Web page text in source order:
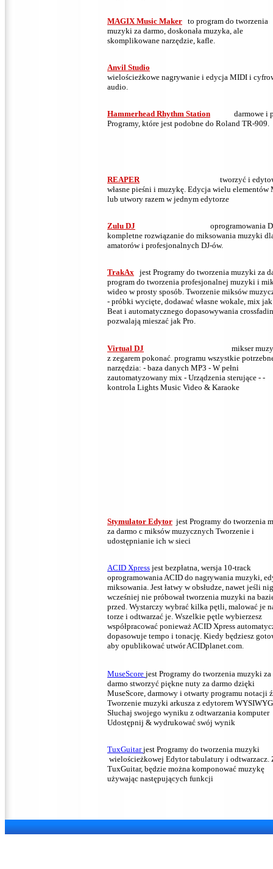
MAGIX Music Maker to program do tworzenia
muzyki za darmo, doskonała muzyka, ale
skomplikowane narzędzie, kafle.
Anvil Studio
wielościeżkowe nagrywanie i edycja MIDI i
audio.
Hammerhead Rhythm Station
darmowe i
Programy, które jest podobne do Roland TR-909.
REAPER
tworzyć i
własne pieśni i muzykę. Edycja wielu elementów
lub utwory razem w jednym edytorze
Zulu DJ
oprogramowania
kompletne rozwiązanie do miksowania muzyki
amatorów i profesjonalnych DJ-ów.
TrakAx jest Programy do tworzenia muzyki za
program do tworzenia profesjonalnej muzyki i
wideo w prosty sposób. Tworzenie miksów
- próbki wycięte, dodawać własne wokale, mix
Beat i automatycznego dopasowywania
pozwalają mieszać jak Pro.
Virtual DJ
mikser
z zegarem pokonać. programu wszystkie
narzędzia: - baza danych MP3 - W pełni
zautomatyzowany mix - Urządzenia sterujące - -
kontrola Lights Music Video & Karaoke
Stymulator Edytor jest Programy do tworzenia
za darmo c miksów muzycznych Tworzenie i
udostępnianie ich w sieci
ACID Xpress jest bezpłatna, wersja 10-track
oprogramowania ACID do nagrywania muzyki,
miksowania. Jest łatwy w obsłudze, nawet jeśli
wcześniej nie próbował tworzenia muzyki na
przed. Wystarczy wybrać kilka pętli, malować je
torze i odtwarzać je. Wszelkie pętle wybierzesz
współpracować ponieważ ACID Xpress
dopasowuje tempo i tonację. Kiedy będziesz
aby opublikować utwór ACIDplanet.com.
MuseScore jest Programy do tworzenia muzyki za
darmo stworzyć piękne nuty za darmo dzięki
MuseScore, darmowy i otwarty programu notacji
Tworzenie muzyki arkusza z edytorem WYSIWYG
Słuchaj swojego wyniku z odtwarzania komputer
Udostępnij & wydrukować swój wynik
TuxGuitarjest Programy do tworzenia muzyki
wielościeżkowej Edytor tabulatury i odtwarzacz.
TuxGuitar, będzie można komponować muzykę
używając następujących funkcji